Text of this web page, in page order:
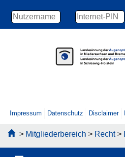
Impressum Datenschutz Disclaimer
> Mitgliederbereich > Recht>